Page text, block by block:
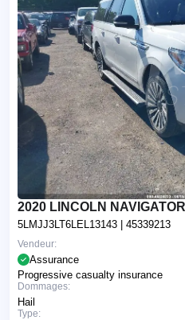
2020 LINCOLN
5LMJJ3LT6LEL13143 | 45339213
Vendeur:
Assurance
Progressive casualty insurance
Dommages:
Hail
Type: